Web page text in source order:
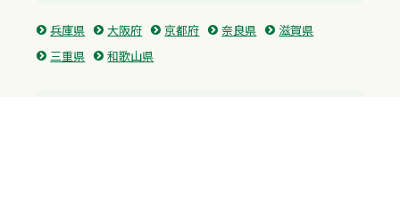
兵庫県 大阪府 京都府 奈良県
滋賀県
三重県
和歌山県